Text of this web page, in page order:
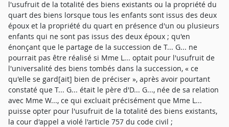
l'usufruit de la totalité des biens existants ou la propriété du
quart des biens lorsque tous les enfants sont issus des deux
époux et la propriété du quart en présence d'un ou plusieurs
enfants qui ne sont pas issus des deux époux ; qu'en
énonçant que le partage de la succession de T... G... ne
pourrait pas être réalisé si Mme L... optait pour l'usufruit de
l'universalité des biens tombés dans la succession, « ce
qu'elle se gard[ait] bien de préciser », après avoir pourtant
constaté que T... G... était le père d'D... G..., née de sa relation
avec Mme W..., ce qui excluait précisément que Mme L...
puisse opter pour l'usufruit de la totalité des biens existants,
la cour d'appel a violé l'article 757 du code civil ;